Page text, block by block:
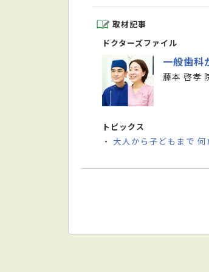
取材記事
ドクターズファイル
一般歯科
藤本 啓孝
トピックス
・ 大人から子どもまで